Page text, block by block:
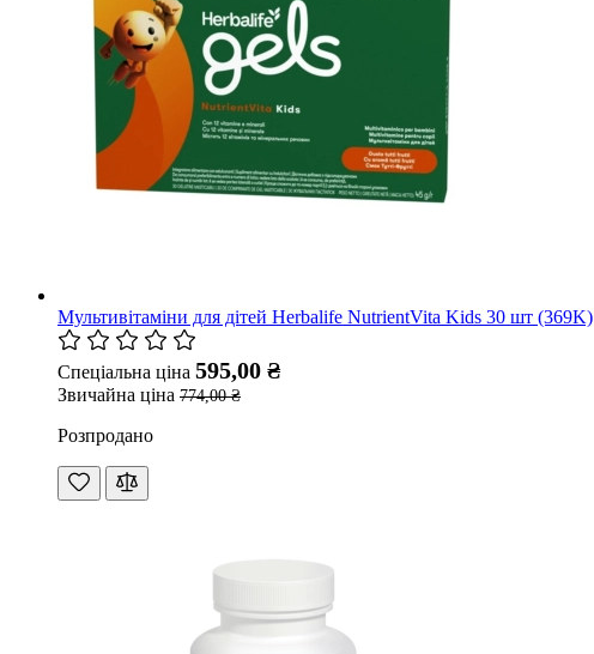
Мультивітаміни для дітей Herbalife NutrientVita Kids 30 шт (369K)
Спеціальна ціна 595,00 ₴
Звичайна ціна 774,00 ₴
Розпродано